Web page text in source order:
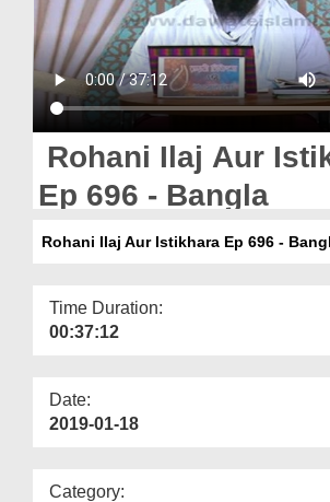
Donation
Magazine
Rohani Ilaj Aur
Ep 696 - Bangla
Rohani Ilaj Aur Istikhara Ep 696 -
Time Duration:
00:37:12
Date:
2019-01-18
Category: